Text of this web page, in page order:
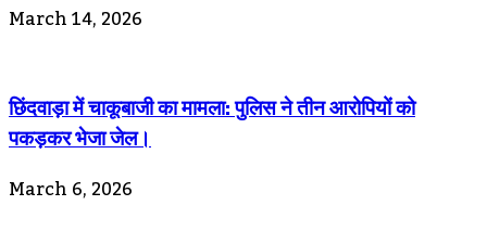
March 14, 2026
छिंदवाड़ा में चाकूबाजी का मामला: पुलिस ने तीन आरोपियों को
पकड़कर भेजा जेल।
March 6, 2026